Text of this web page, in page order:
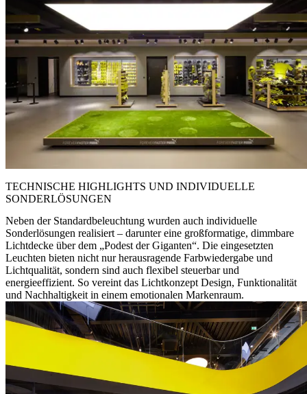
TECHNISCHE HIGHLIGHTS UND INDIVIDUELLE
SONDERLÖSUNGEN
Neben der Standardbeleuchtung wurden auch individuelle
Sonderlösungen realisiert – darunter eine großformatige, dimmbare
Lichtdecke über dem „Podest der Giganten“. Die eingesetzten
Leuchten bieten nicht nur herausragende Farbwiedergabe und
Lichtqualität, sondern sind auch flexibel steuerbar und
energieeffizient. So vereint das Lichtkonzept Design, Funktionalität
und Nachhaltigkeit in einem emotionalen Markenraum.